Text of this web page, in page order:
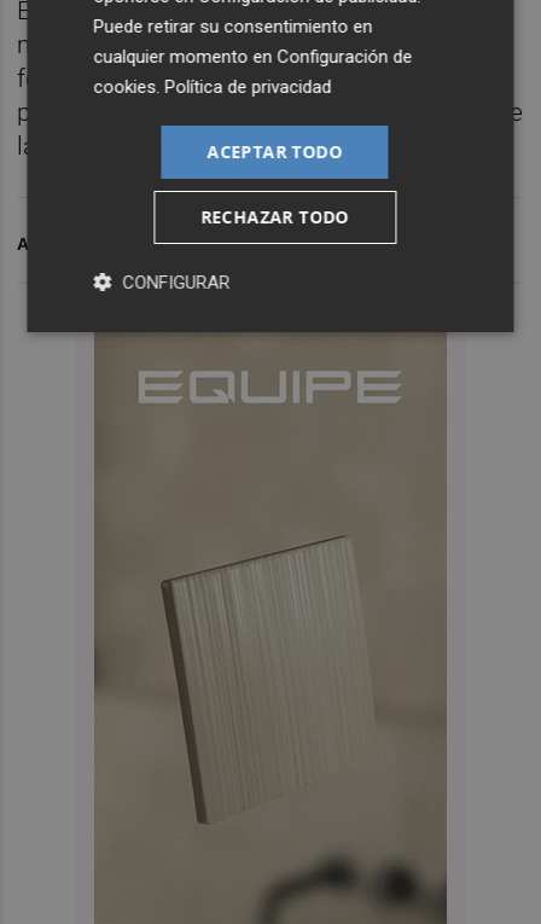
Esta fortificación construida por los
musulmanes que pasó a ser la primera
fortaleza del siglo X accesible de toda la
provincia de Castellón, es el gran atractivo de
la localidad.
ARCHIVADO EN AJUNTAMENT D'ONDA
Puede retirar su consentimiento en
cualquier momento enConfiguración de
cookies.Política de privacidad
ACEPTAR TODO
RECHAZAR TODO
CONFIGURAR